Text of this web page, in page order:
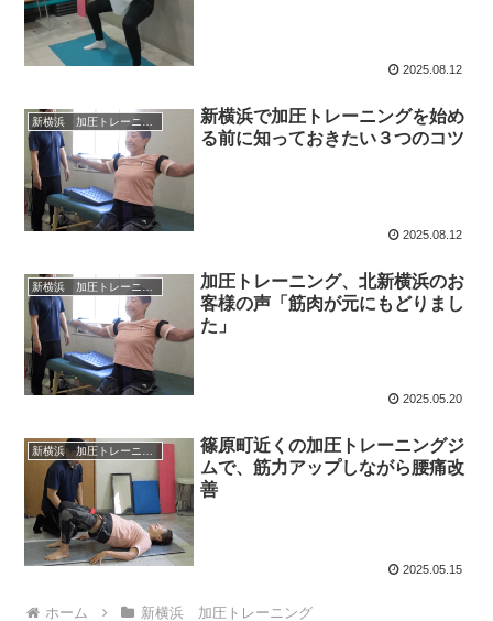
2025.08.12
新横浜で加圧トレーニングを始め
る前に知っておきたい３つのコツ
2025.08.12
加圧トレーニング、北新横浜のお
客様の声「筋肉が元にもどりまし
た」
2025.05.20
新横浜 加圧トレーニング
篠原町近くの加圧トレーニングジ
ムで、筋力アップしながら腰痛改
善
2025.05.15
ホーム 新横浜 加圧トレーニング